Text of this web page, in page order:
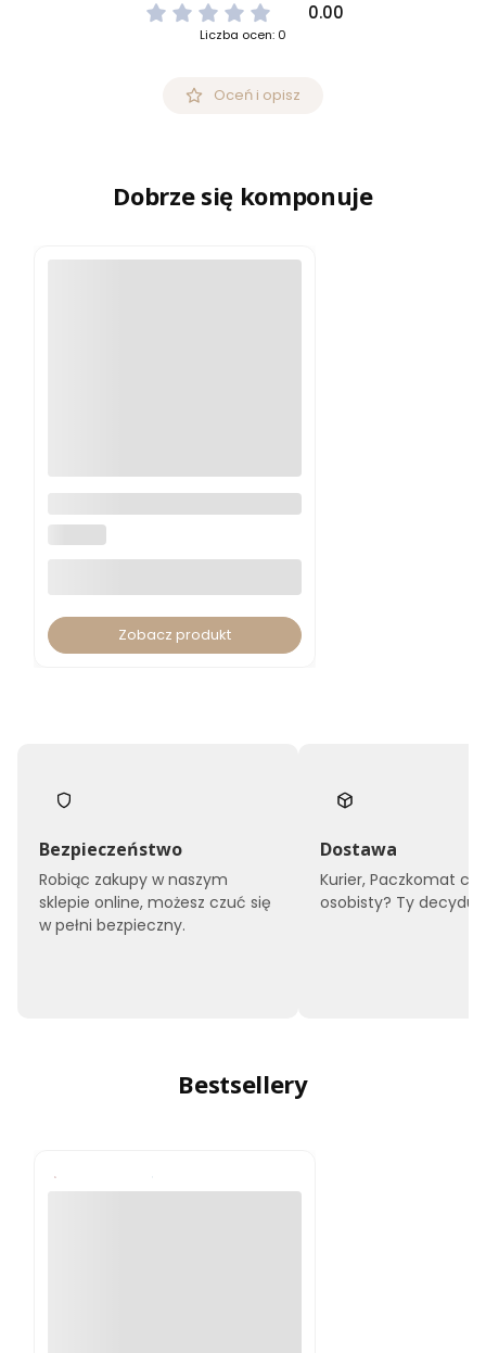
0.00
Liczba ocen: 0
Oceń i opisz
Dobrze się komponuje
Meeting Net S50 SKS50NB
Zobacz produkt
Bezpieczeństwo
Robiąc zakupy w naszym
sklepie online, możesz czuć się
w pełni bezpieczny.
Dostawa
Kurier, Paczkomat
osobisty? Ty
Bestsellery